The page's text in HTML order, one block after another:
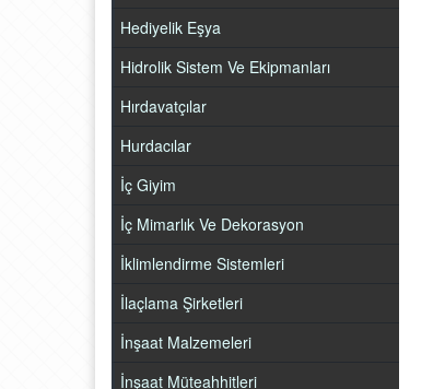
Hediyelik Eşya
Hidrolik Sistem Ve Ekipmanları
Hırdavatçılar
Hurdacılar
İç Giyim
İç Mimarlık Ve Dekorasyon
İklimlendirme Sistemleri
İlaçlama Şirketleri
İnşaat Malzemeleri
İnşaat Müteahhitleri